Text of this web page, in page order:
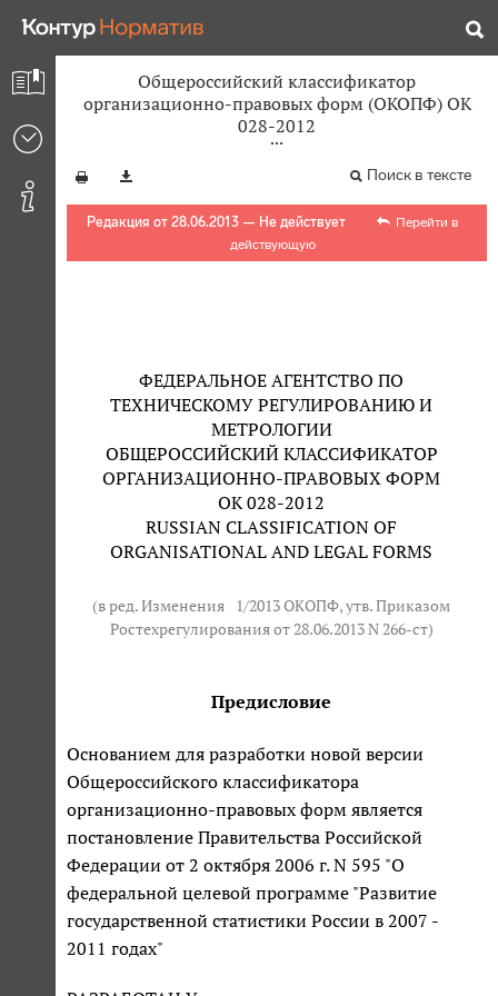
Общероссийский классификатор
организационно-правовых форм (ОКОПФ) ОК
028-2012
Поиск в тексте
Редакция от 28.06.2013 — Не действует
Перейти в
действующую
ФЕДЕРАЛЬНОЕ АГЕНТСТВО ПО
ТЕХНИЧЕСКОМУ РЕГУЛИРОВАНИЮ И
МЕТРОЛОГИИ
ОБЩЕРОССИЙСКИЙ КЛАССИФИКАТОР
ОРГАНИЗАЦИОННО-ПРАВОВЫХ ФОРМ
ОК 028-2012
RUSSIAN CLASSIFICATION OF
ORGANISATIONAL AND LEGAL FORMS
(в ред. Изменения 1/2013ОКОПФ, утв. Приказом
Ростехрегулирования от 28.06.2013 N 266-ст)
Предисловие
Основанием для разработки новой версии
Общероссийского классификатора
организационно-правовых форм является
постановление Правительства Российской
Федерации от 2 октября 2006 г. N 595 "О
федеральной целевой программе "Развитие
государственной статистики России в 2007 -
2011 годах"